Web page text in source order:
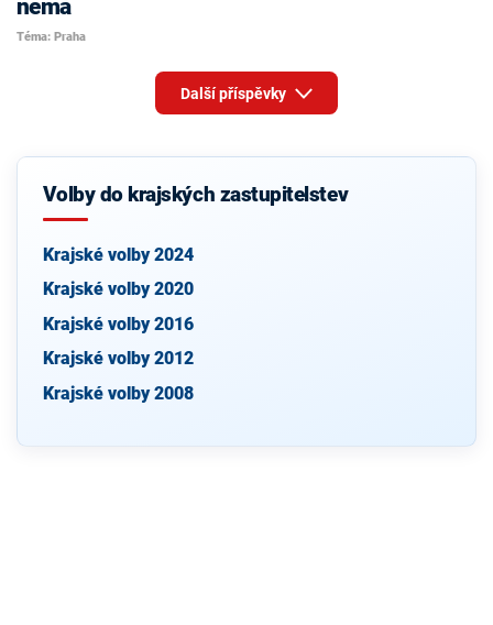
nemá
Téma: Praha
Další příspěvky
Volby do krajských zastupitelstev
Krajské volby 2024
Krajské volby 2020
Krajské volby 2016
Krajské volby 2012
Krajské volby 2008